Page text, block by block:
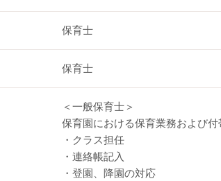
保育士
保育士
＜一般保育士＞
保育園における保育業務および付
・クラス担任
・連絡帳記入
・登園、降園の対応